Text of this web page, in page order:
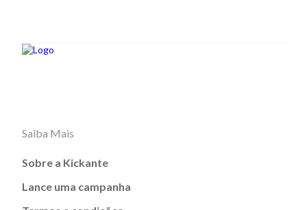
Saiba Mais
Sobre a Kickante
Lance uma campanha